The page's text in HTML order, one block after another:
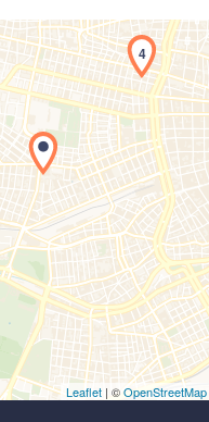
Laden der Karte...
4
Leaflet | ©OpenStreetMap